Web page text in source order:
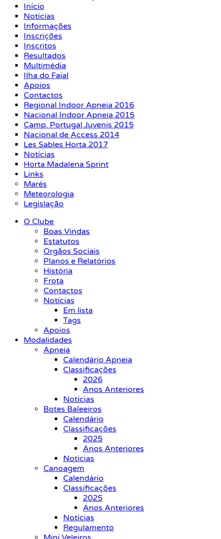
Início
Notícias
Informações
Inscrições
Inscritos
Resultados
Multimédia
Ilha do Faial
Apoios
Contactos
Regional Indoor Apneia 2016
Nacional Indoor Apneia 2015
Camp. Portugal Juvenis 2015
Nacional de Access 2014
Les Sables Horta 2017
Notícias
Horta Madalena Sprint
Links
Marés
Meteorologia
Legislação
O Clube
Boas Vindas
Estatutos
Orgãos Sociais
Planos e Relatórios
História
Frota
Contactos
Notícias
Em lista
Tags
Apoios
Modalidades
Apneia
Calendário Apneia
Classificações
2026
Anos Anteriores
Notícias
Botes Baleeiros
Calendário
Classificações
2025
Anos Anteriores
Notícias
Canoagem
Calendário
Classificações
2025
Anos Anteriores
Notícias
Regulamento